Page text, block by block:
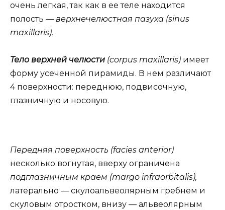
очень легкая, так как в ее теле находится
полость — верхнечелюстная пазуха (sinus
maxillaris).
Тело верхней челюсти (corpus maxillaris) имеет
форму усеченной пирамиды. В нем различают
4 поверхности: переднюю, подвисочную,
глазничную и носовую.
Передняя поверхность (facies anterior)
несколько вогнутая, вверху ограничена
подглазничным краем (margo infraorbitalis),
латерально — скулоальвеолярным гребнем и
скуловым отростком, внизу — альвеолярным